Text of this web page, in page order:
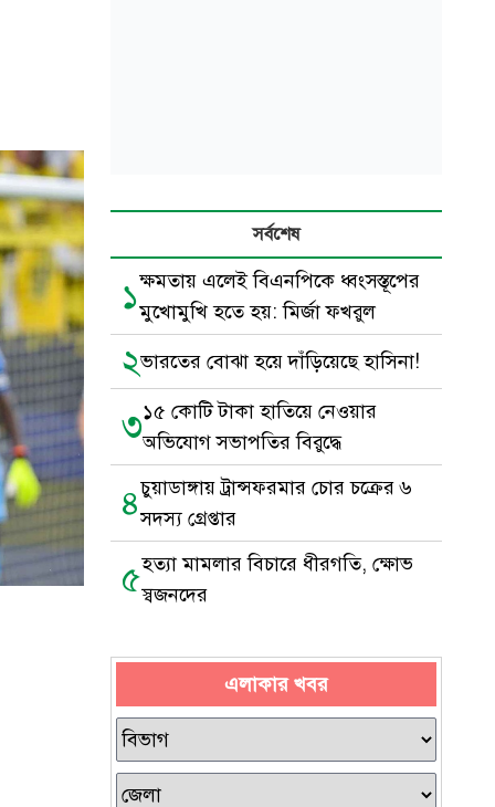
সর্বশেষ
১ক্ষমতায় এলেই বিএনপিকে ধ্বংসস্তূপের
মুখোমুখি হতে হয়: মির্জা ফখরুল
২ভারতের বোঝা হয়ে দাঁড়িয়েছে হাসিনা!
৩১৫ কোটি টাকা হাতিয়ে নেওয়ার
অভিযোগ সভাপতির বিরুদ্ধে
৪চুয়াডাঙ্গায় ট্রান্সফরমার চোর চক্রের ৬
সদস্য গ্রেপ্তার
৫হত্যা মামলার বিচারে ধীরগতি, ক্ষোভ
স্বজনদের
এলাকার খবর